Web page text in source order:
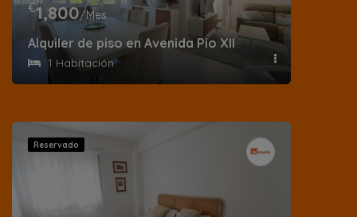
€1,800/Mes
Alquiler de piso en Avenida Pio XII
1 Habitación
Reservado